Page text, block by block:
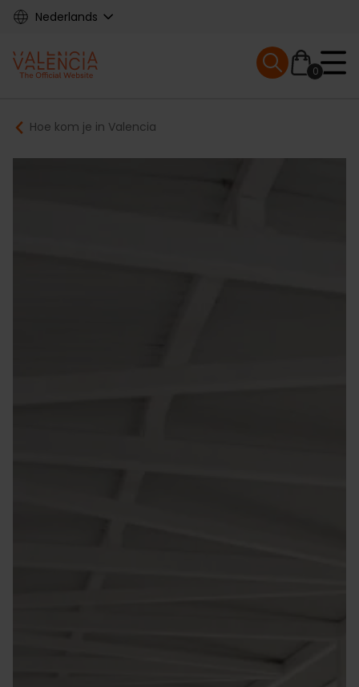
Skip
content
Nederlands
Main
navigation
0
Mobile menu
Breadcrumb
Hoe kom je in Valencia